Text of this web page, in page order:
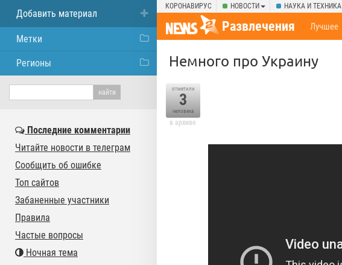
КОРОНАВИРУС НОВОСТИ НАУКА И ТЕХНИКА
Развлечения Лучшее
Немного про Украину
отметили
3
человека
в архиве
Добавить материал
Метки
Регионы
Последние комментарии
Читайте новости в телеграм
Сообщить об ошибке
Топ сайтов
Забаненные участники
Правила
Частые вопросы
Ночная тема